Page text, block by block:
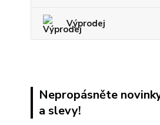
Výprodej
Nepropásněte
a slevy!